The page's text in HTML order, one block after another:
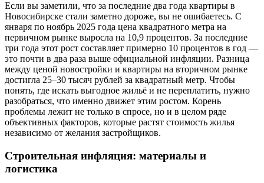
Если вы заметили, что за последние два года квартиры в
Новосибирске стали заметно дороже, вы не ошибаетесь. С
января по ноябрь 2025 года цена квадратного метра на
первичном рынке выросла на 10,9 процентов. За последние
три года этот рост составляет примерно 10 процентов в год —
это почти в два раза выше официальной инфляции. Разница
между ценой новостройки и квартиры на вторичном рынке
достигла 25–30 тысяч рублей за квадратный метр. Чтобы
понять, где искать выгодное жильё и не переплатить, нужно
разобраться, что именно движет этим ростом. Корень
проблемы лежит не только в спросе, но и в целом ряде
объективных факторов, которые растят стоимость жилья
независимо от желания застройщиков.
Строительная инфляция: материалы и
логистика